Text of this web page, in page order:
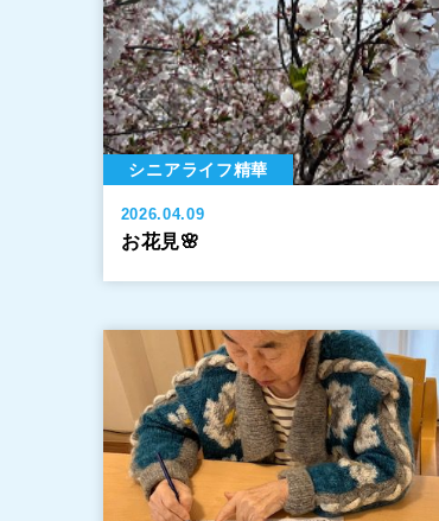
シニアライフ精華
2026.04.09
お花見🌸